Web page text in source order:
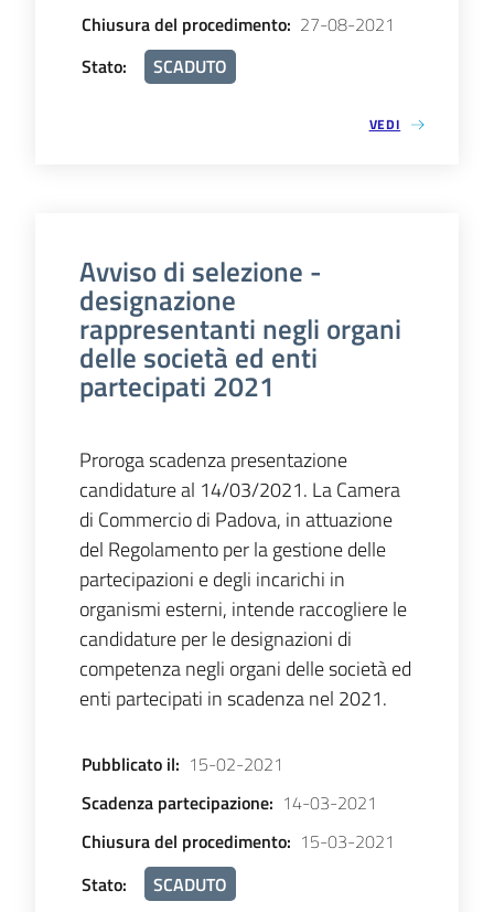
Chiusura del procedimento: 27-08-2021
Stato: SCADUTO
VEDI
Avviso di selezione -
designazione
rappresentanti negli organi
delle società ed enti
partecipati 2021
Proroga scadenza presentazione
candidature al 14/03/2021. La Camera
di Commercio di Padova, in attuazione
del Regolamento per la gestione delle
partecipazioni e degli incarichi in
organismi esterni, intende raccogliere le
candidature per le designazioni di
competenza negli organi delle società ed
enti partecipati in scadenza nel 2021.
Pubblicato il: 15-02-2021
Scadenza partecipazione: 14-03-2021
Chiusura del procedimento: 15-03-2021
Stato: SCADUTO